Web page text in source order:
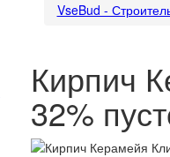
VseBud -
Кирпич
32%